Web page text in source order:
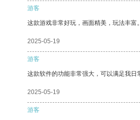
游客
这款游戏非常好玩，画面精美，玩法丰富
2025-05-19
游客
这款软件的功能非常强大，可以满足我日
2025-05-19
游客